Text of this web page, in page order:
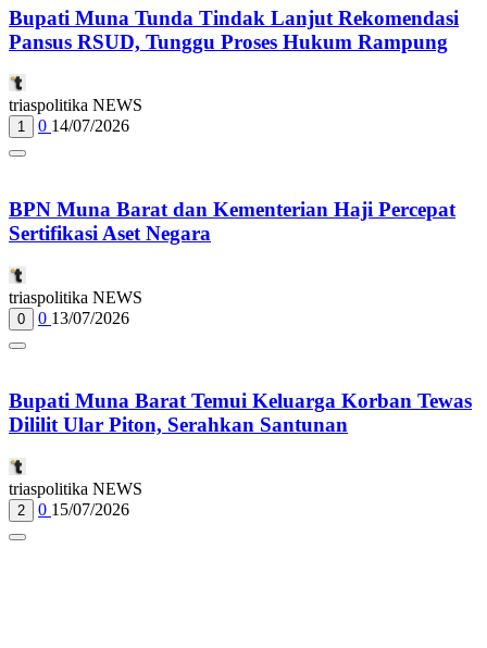
Bupati Muna Tunda Tindak Lanjut Rekomendasi
Pansus RSUD, Tunggu Proses Hukum Rampung
triaspolitika NEWS
1 0 14/07/2026
BPN Muna Barat dan Kementerian Haji Percepat
Sertifikasi Aset Negara
triaspolitika NEWS
0 0 13/07/2026
Bupati Muna Barat Temui Keluarga Korban Tewas
Dililit Ular Piton, Serahkan Santunan
triaspolitika NEWS
2 0 15/07/2026